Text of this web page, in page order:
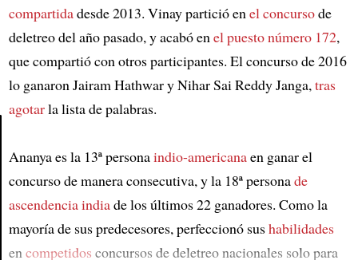
Article
compartidadesde 2013. Vinay partició enel concursode
deletreo del año pasado, y acabó enel puesto número 172,
que compartió con otros participantes. El concurso de 2016
lo ganaron Jairam Hathwar y Nihar Sai Reddy Janga,tras
agotarla lista de palabras.
Ananya es la 13ª personaindio-americanaen ganar el
concurso de manera consecutiva, y la 18ª personade
ascendencia indiade los últimos 22 ganadores. Como la
mayoría de sus predecesores, perfeccionó sushabilidades
encompetidos concursos de deletreo nacionales solo para